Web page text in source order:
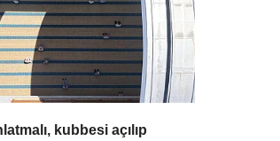
kubbesi açılıp